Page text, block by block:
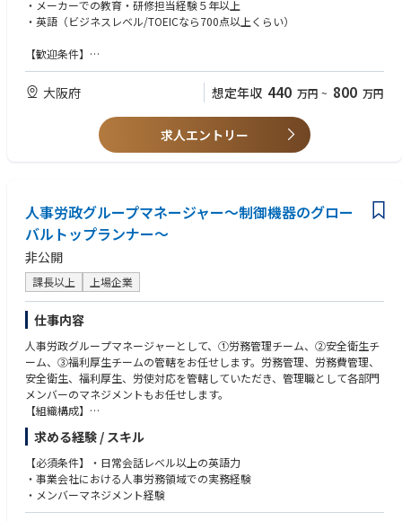
les, and learner expectations.
tes, behavioral indicators and manager-reported capability change — an
d monitor progress in partnership with Japan HR team.
- Coordinate with the global Talent Development and Inclusion team to l
ocalize enterprise learning frameworks, contributing Japan market insigh
t to global program design while maintaining consistency with WD's glo
bal learning standards.
- Identify and manage external learning vendors or content partners wher
・メーカーでの教育・研修担当経験５年以上
・英語（ビジネスレベル/TOEICなら700点以上くらい）
【歓迎条件】
・選抜型研修の企画、運営の経験
・グローバル研修の企画、立案経験
・（1000人以上規模の会社）タレントマネジメントシステムの運用経験
・キャリアコンサルタント
大阪府 想定年収 440 万円 ~ 800 万円
求人エントリー
人事労政グループマネージャー～制御機器のグロー
バルトップランナー～
非公開
課長以上 上場企業
仕事内容
人事労政グループマネージャーとして、①労務管理チーム、②安全衛生チ
ーム、③福利厚生チームの管轄をお任せします。労務管理、労務費管理、
安全衛生、福利厚生、労使対応を管轄していただき、管理職として各部門
メンバーのマネジメントもお任せします。
【組織構成】
人事労務グループマネージャー（★当該ポジション）
ー①労務管理チーム：メンバー3～4名 ー②安全衛生チーム：メンバー2
～3名 ー③福利厚生チーム：メンバー1～2名
求める経験 / スキル
【必須条件】・日常会話レベル以上の英語力
・事業会社における人事労務領域での実務経験
・メンバーマネジメント経験